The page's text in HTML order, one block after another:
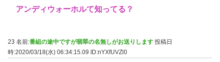
アンディウォーホルて知ってる？
23 名前:番組の途中ですが翡翠の名無しがお送りします 投稿日
時:2020/03/18(水) 06:34:15.09 ID:nYXfUVZl0